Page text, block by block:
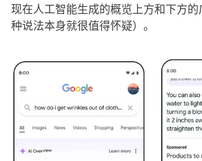
现在人工智能生成的概览上方和下方
种说法本身就很值得怀疑）。